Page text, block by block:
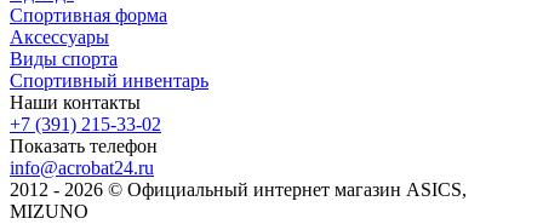
Спортивная форма
Аксессуары
Виды спорта
Спортивный инвентарь
Наши контакты
+7 (391) 215-33-02
Показать телефон
info@acrobat24.ru
2012 - 2026 © Официальный интернет магазин ASICS,
MIZUNO